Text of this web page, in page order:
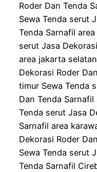
Roder Dan Tenda
Sewa Tenda serut
Tenda Sarnafil
serut Jasa
area jakarta
Dekorasi Roder
timur Sewa Tenda
Dan Tenda
Tenda serut Jasa
Sarnafil area
Dekorasi Roder
Sewa Tenda serut
Tenda Sarnafil